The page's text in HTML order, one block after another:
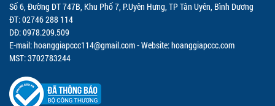
Số 6, Đường DT 747B, Khu Phố 7, P.Uyên Hưng, TP Tân Uyên, Bình Dương
ĐT: 02746 288 114
DĐ: 0978.209.509
E-mail:hoanggiapccc114@gmail.com- Website: hoanggiapccc.com
MST: 3702783244